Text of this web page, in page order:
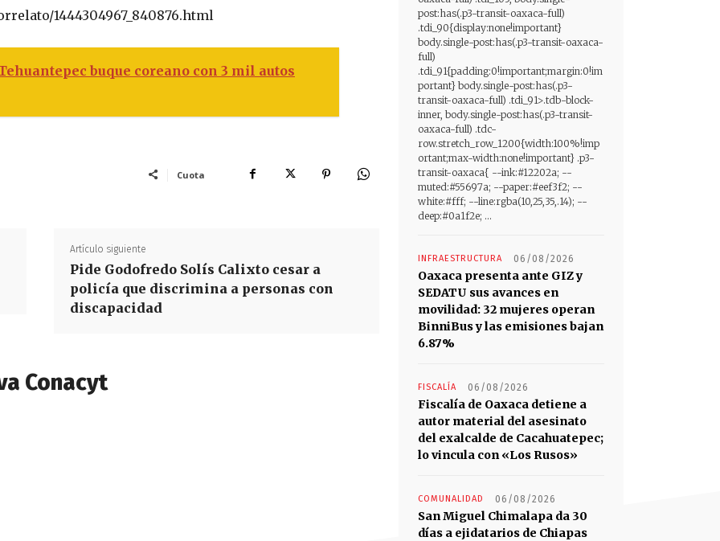
1444304967_840876.html
buque coreano con 3 mil autos
Cuota
Artículo siguiente
Pide Godofredo Solís Calixto cesar a
policía que discrimina a personas con
discapacidad
Conacyt
post:has(.p3-transit-oaxaca-full)
.tdi_90{display:none!important}
body.single-post:has(.p3-transit-oaxaca-
full)
.tdi_91{padding:0!important;margin:0!im
portant} body.single-post:has(.p3-
transit-oaxaca-full) .tdi_91>.tdb-block-
inner, body.single-post:has(.p3-transit-
oaxaca-full) .tdc-
row.stretch_row_1200{width:100%!imp
ortant;max-width:none!important} .p3-
transit-oaxaca{ --ink:#12202a; --
muted:#55697a; --paper:#eef3f2; --
white:#fff; --line:rgba(10,25,35,.14); --
deep:#0a1f2e; ...
INFRAESTRUCTURA 06/08/2026
Oaxaca presenta ante GIZ y
SEDATU sus avances en
movilidad: 32 mujeres operan
BinniBus y las emisiones bajan
6.87%
FISCALÍA 06/08/2026
Fiscalía de Oaxaca detiene a
autor material del asesinato
del exalcalde de Cacahuatepec;
lo vincula con «Los Rusos»
COMUNALIDAD 06/08/2026
San Miguel Chimalapa da 30
días a ejidatarios de Chiapas